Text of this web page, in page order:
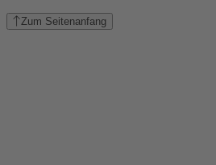
Zum Seitenanfang